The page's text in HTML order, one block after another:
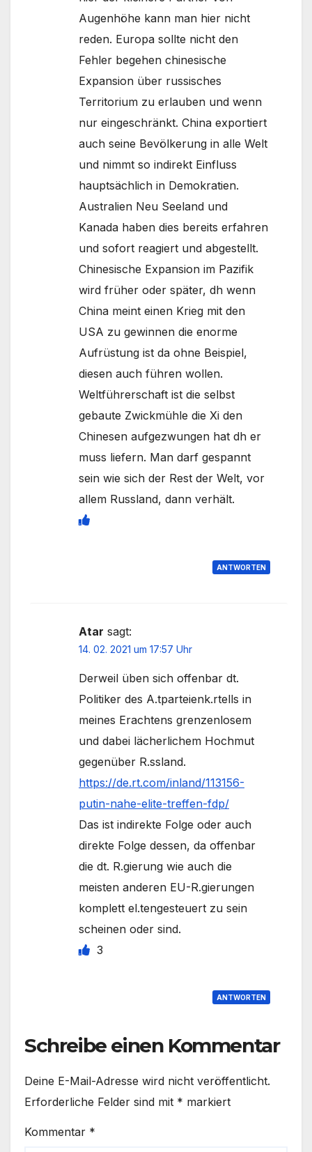
Augenhöhe kann man hier nicht
reden. Europa sollte nicht den
Fehler begehen chinesische
Expansion über russisches
Territorium zu erlauben und wenn
nur eingeschränkt. China exportiert
auch seine Bevölkerung in alle Welt
und nimmt so indirekt Einfluss
hauptsächlich in Demokratien.
Australien Neu Seeland und
Kanada haben dies bereits erfahren
und sofort reagiert und abgestellt.
Chinesische Expansion im Pazifik
wird früher oder später, dh wenn
China meint einen Krieg mit den
USA zu gewinnen die enorme
Aufrüstung ist da ohne Beispiel,
diesen auch führen wollen.
Weltführerschaft ist die selbst
gebaute Zwickmühle die Xi den
Chinesen aufgezwungen hat dh er
muss liefern. Man darf gespannt
sein wie sich der Rest der Welt, vor
allem Russland, dann verhält.
ANTWORTEN
Atar sagt:
14. 02. 2021 um 17:57 Uhr
Derweil üben sich offenbar dt.
Politiker des A.tparteienk.rtells in
meines Erachtens grenzenlosem
und dabei lächerlichem Hochmut
gegenüber R.ssland.
https://de.rt.com/inland/113156-
putin-nahe-elite-treffen-fdp/
Das ist indirekte Folge oder auch
direkte Folge dessen, da offenbar
die dt. R.gierung wie auch die
meisten anderen EU-R.gierungen
komplett el.tengesteuert zu sein
scheinen oder sind.
3
ANTWORTEN
Schreibe einen Kommentar
Deine E-Mail-Adresse wird nicht veröffentlicht.
Erforderliche Felder sind mit * markiert
Kommentar *